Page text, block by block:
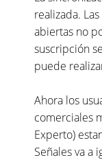
realizada.
abiertas no
suscripción
puede
Ahora los
comerciales
Experto)
Señales va a